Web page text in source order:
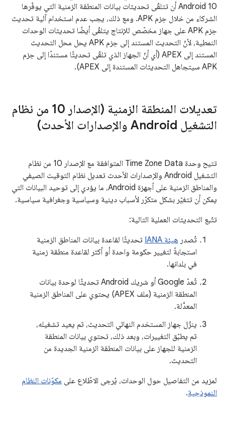
Android 10 أن تتلقّى تحديثات بيانات المنطقة الزمنية التي يوفّرها
الشركاء من خلال حِزم APK. ومع ذلك، يجب عدم استخدام آلية تحديث
حِزم APK على جهاز مخصّص للإنتاج يتلقّى أيضًا تحديثات الوحدات
النمطية، لأنّ التحديث المستند إلى حِزم APK يحل محل التحديث
المستند إلى APEX (أي أنّ الجهاز الذي تلقّى تحديثًا مستندًا إلى حِزم
APK سيتجاهل التحديثات المستندة إلى APEX).
تعديلات المنطقة الزمنية (الإصدار 10 من نظام
التشغيل Android والإصدارات الأحدث)
تتيح وحدة Time Zone Data المتوافقة مع الإصدار 10 من نظام
التشغيل Android والإصدارات الأحدث تعديل نظام التوقيت الصيفي
والمناطق الزمنية على أجهزة Android، ما يؤدي إلى توحيد البيانات التي
يمكن أن تتغيّر بشكل متكرّر لأسباب دينية وسياسية وجغرافية سياسية.
تتّبع التحديثات العملية التالية:
تُصدر هيئة IANA
تحديثًا لقاعدة بيانات المناطق الزمنية
استجابةً لتغيير حكومة واحدة أو أكثر لقاعدة منطقة زمنية
في بلدانها.
تُعدّ Google أو شريك Android تحديثًا لوحدة بيانات
المنطقة الزمنية (ملف APEX) يحتوي على المناطق الزمنية
المعدَّلة.
ينزّل جهاز المستخدم النهائي التحديث، ثم يعيد تشغيله،
ثم يطبّق التغييرات، وبعد ذلك، تحتوي بيانات المنطقة
الزمنية للجهاز على بيانات المنطقة الزمنية الجديدة من
التحديث.
لمزيد من التفاصيل حول الوحدات، يُرجى الاطّلاع على مكوّنات النظام
النموذجية.